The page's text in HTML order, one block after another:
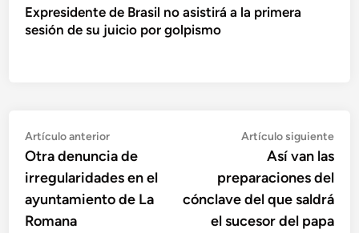
Expresidente de Brasil no asistirá a la primera
sesión de su juicio por golpismo
Navegación
de
entradas
Artículo anteriorArtículo
anterior:
Otra denuncia de
irregularidades en el
ayuntamiento de La
Romana
Artículo siguiente
Así van las
preparaciones del
cónclave del que saldrá
el sucesor del papa